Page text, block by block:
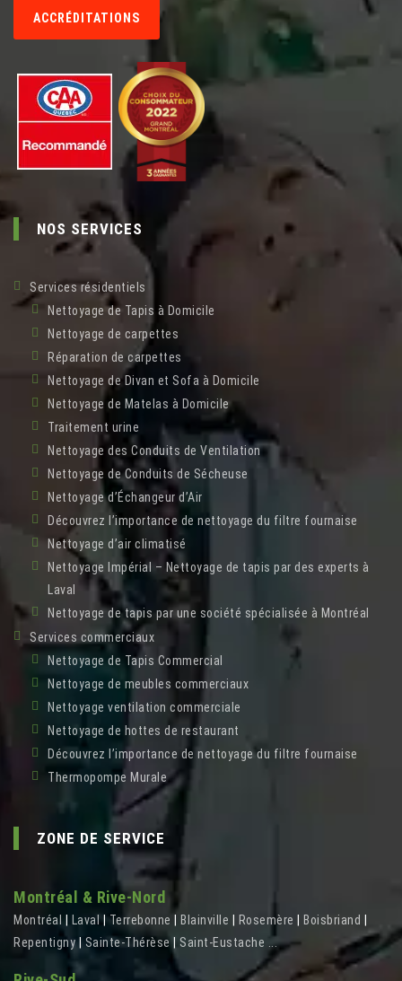
ACCRÉDITATIONS
NOS SERVICES
Services résidentiels
Nettoyage de Tapis à Domicile
Nettoyage de carpettes
Réparation de carpettes
Nettoyage de Divan et Sofa à Domicile
Nettoyage de Matelas à Domicile
Traitement urine
Nettoyage des Conduits de Ventilation
Nettoyage de Conduits de Sécheuse
Nettoyage d’Échangeur d’Air
Découvrez l’importance de nettoyage du filtre fournaise
Nettoyage d’air climatisé
Nettoyage Impérial – Nettoyage de tapis par des experts à
Laval
Nettoyage de tapis par une société spécialisée à Montréal
Services commerciaux
Nettoyage de Tapis Commercial
Nettoyage de meubles commerciaux
Nettoyage ventilation commerciale
Nettoyage de hottes de restaurant
Découvrez l’importance de nettoyage du filtre fournaise
Thermopompe Murale
ZONE DE SERVICE
Montréal & Rive-Nord
Montréal Laval|Terrebonne Blainville Rosemère Boisbriand
Repentigny| Sainte-Thérèse Saint-Eustache ...